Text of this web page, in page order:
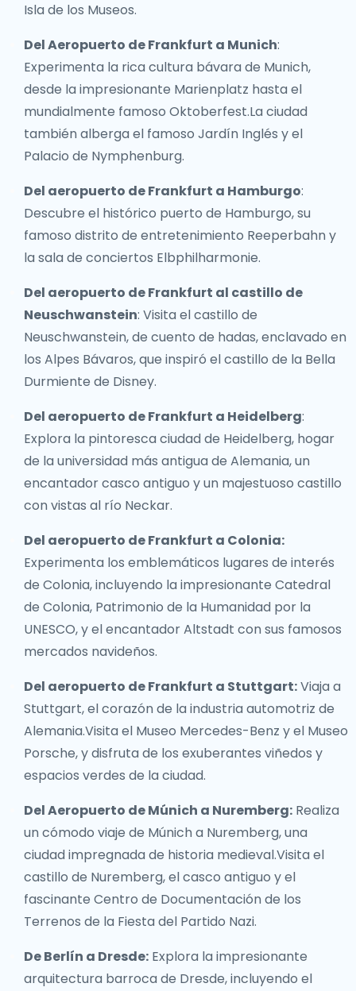
Isla de los Museos.
Del Aeropuerto de Frankfurt a Munich:
Experimenta la rica cultura bávara de Munich,
desde la impresionante Marienplatz hasta el
mundialmente famoso Oktoberfest.La ciudad
también alberga el famoso Jardín Inglés y el
Palacio de Nymphenburg.
Del aeropuerto de Frankfurt a Hamburgo:
Descubre el histórico puerto de Hamburgo, su
famoso distrito de entretenimiento Reeperbahn y
la sala de conciertos Elbphilharmonie.
Del aeropuerto de Frankfurt al castillo de
Neuschwanstein: Visita el castillo de
Neuschwanstein, de cuento de hadas, enclavado en
los Alpes Bávaros, que inspiró el castillo de la Bella
Durmiente de Disney.
Del aeropuerto de Frankfurt a Heidelberg:
Explora la pintoresca ciudad de Heidelberg, hogar
de la universidad más antigua de Alemania, un
encantador casco antiguo y un majestuoso castillo
con vistas al río Neckar.
Del aeropuerto de Frankfurt a Colonia:
Experimenta los emblemáticos lugares de interés
de Colonia, incluyendo la impresionante Catedral
de Colonia, Patrimonio de la Humanidad por la
UNESCO, y el encantador Altstadt con sus famosos
mercados navideños.
Del aeropuerto de Frankfurt a Stuttgart:Viaja a
Stuttgart, el corazón de la industria automotriz de
Alemania.Visita el Museo Mercedes-Benz y el Museo
Porsche, y disfruta de los exuberantes viñedos y
espacios verdes de la ciudad.
Del Aeropuerto de Múnich a Nuremberg: Realiza
un cómodo viaje de Múnich a Nuremberg, una
ciudad impregnada de historia medieval.Visita el
castillo de Nuremberg, el casco antiguo y el
fascinante Centro de Documentación de los
Terrenos de la Fiesta del Partido Nazi.
De Berlín a Dresde: Explora la impresionante
arquitectura barroca de Dresde, incluyendo el